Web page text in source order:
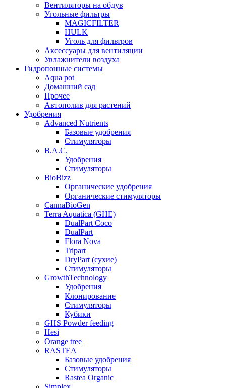
Вентиляторы на обдув
Угольные фильтры
MAGICFILTER
HULK
Уголь для фильтров
Аксессуары для вентиляции
Увлажнители воздуха
Гидропонные системы
Aqua pot
Домашний сад
Прочее
Автополив для растений
Удобрения
Advanced Nutrients
Базовые удобрения
Стимуляторы
B.A.C.
Удобрения
Стимуляторы
BioBizz
Органические удобрения
Органические стимуляторы
CannaBioGen
Terra Aquatica (GHE)
DualPart Coco
DualPart
Flora Nova
Tripart
DryPart (сухие)
Стимуляторы
GrowthTechnology
Удобрения
Клонирование
Стимуляторы
Кубики
GHS Powder feeding
Hesi
Orange tree
RASTEA
Базовые удобрения
Стимуляторы
Rastea Organic